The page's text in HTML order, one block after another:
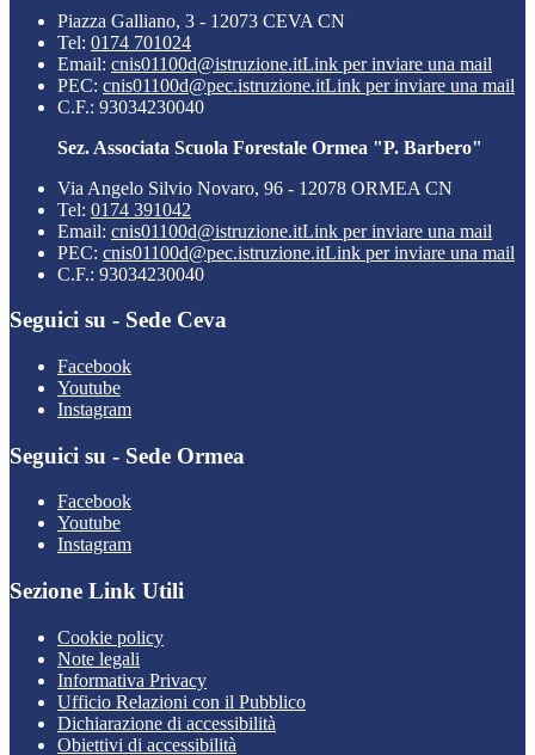
Piazza Galliano, 3 - 12073 CEVA CN
Tel: 0174 701024
Email: cnis01100d@istruzione.itLink per inviare una mail
PEC: cnis01100d@pec.istruzione.itLink per inviare una mail
C.F.: 93034230040
Sez. Associata Scuola Forestale Ormea "P. Barbero"
Via Angelo Silvio Novaro, 96 - 12078 ORMEA CN
Tel: 0174 391042
Email: cnis01100d@istruzione.itLink per inviare una mail
PEC: cnis01100d@pec.istruzione.itLink per inviare una mail
C.F.: 93034230040
Seguici su - Sede Ceva
Facebook
Youtube
Instagram
Seguici su - Sede Ormea
Facebook
Youtube
Instagram
Sezione Link Utili
Cookie policy
Note legali
Informativa Privacy
Ufficio Relazioni con il Pubblico
Dichiarazione di accessibilità
Obiettivi di accessibilità